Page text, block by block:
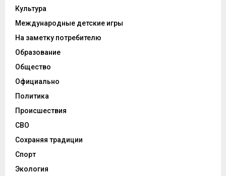
Культура
Международные детские игры
На заметку потребителю
Образование
Общество
Официально
Политика
Происшествия
СВО
Сохраняя традиции
Спорт
Экология